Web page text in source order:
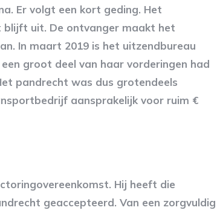
Er volgt een kort geding. Het
blijft uit. De ontvanger maakt het
In maart 2019 is het uitzendbureau
groot deel van haar vorderingen had
pandrecht was dus grotendeels
aansprakelijk voor ruim €
Hij heeft die
geaccepteerd. Van een zorgvuldig